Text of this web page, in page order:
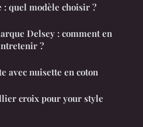
: quel modèle choisir ?
Delsey : comment en
?
avec nuisette en coton
croix pour your style